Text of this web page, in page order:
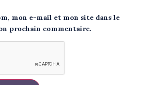
mon e-mail et mon site dans le
prochain commentaire.